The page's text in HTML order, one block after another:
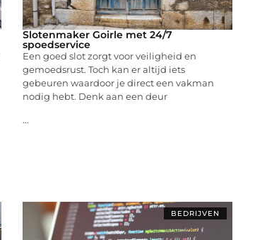
Slotenmaker Goirle met 24/7
spoedservice
Een goed slot zorgt voor veiligheid en
gemoedsrust. Toch kan er altijd iets
gebeuren waardoor je direct een vakman
nodig hebt. Denk aan een deur
...
BEDRIJVEN